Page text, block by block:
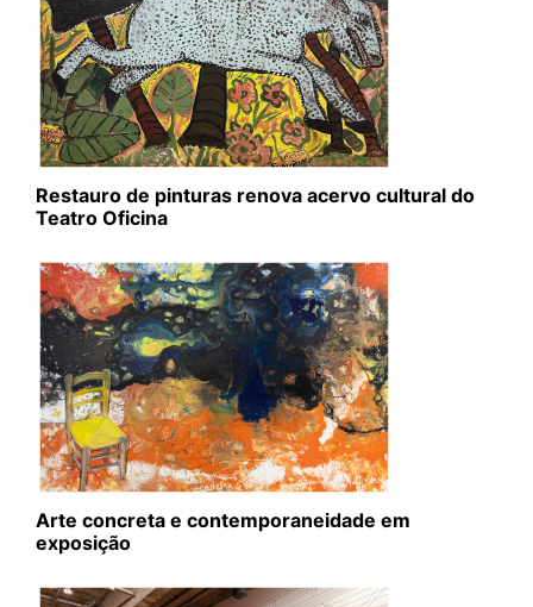
Restauro de pinturas renova acervo cultural do
Teatro Oficina
Arte concreta e contemporaneidade em
exposição